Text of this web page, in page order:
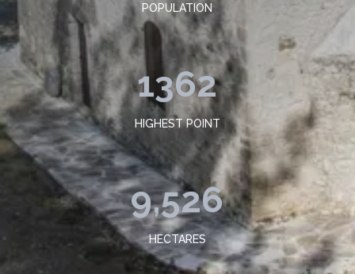
POPULATION
1362
HIGHEST POINT
9,526
HECTARES